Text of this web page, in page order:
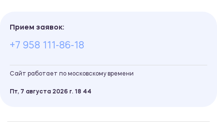
Прием заявок:
+7 958 111-86-18
Сайт работает по московскому времени
Пт, 7 августа 2026 г. 18 44